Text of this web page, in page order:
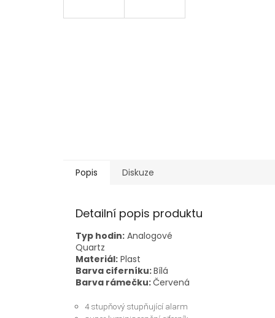
Popis Diskuze
Detailní popis produktu
Typ hodin: Analogové
Quartz
Materiál: Plast
Barva ciferníku:Bílá
Barva rámečku:Červená
4 stupňový stupňující alarm